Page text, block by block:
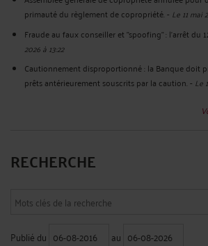
primauté du règlement de copropriété.- Le 11 mai
Fraude au faux conseiller et "spoofing" : l’arrêt du
2026 à 13:22
Cautionnement disproportionné : la Banque doit
prêts antérieurement souscrits par la caution.- Le
RECHERCHE
Publié du au